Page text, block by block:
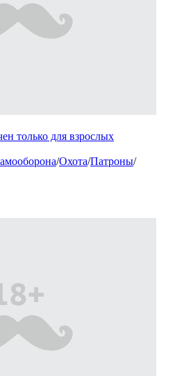
только для взрослых
/Охота/Патроны/